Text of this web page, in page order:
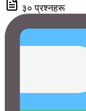
३० प्रश्नहरू